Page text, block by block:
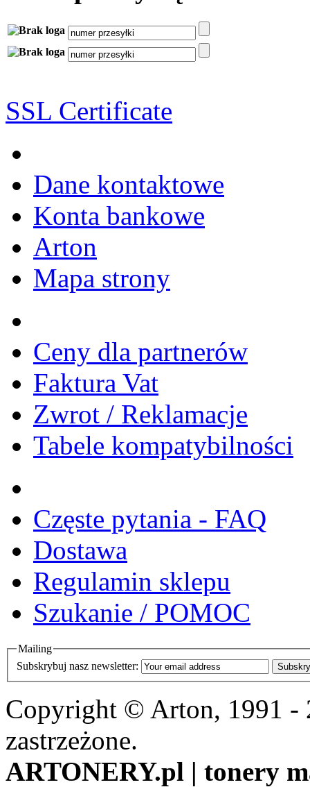
SSL Certificate
Dane kontaktowe
Konta bankowe
Arton
Mapa strony
Ceny dla partnerów
Faktura Vat
Zwrot / Reklamacje
Tabele kompatybilności
Częste pytania - FAQ
Dostawa
Regulamin sklepu
Szukanie / POMOC
Mailing
Subskrybuj nasz newsletter:
Copyright © Arton, 1991 -
zastrzeżone.
ARTONERY.pl | tonery